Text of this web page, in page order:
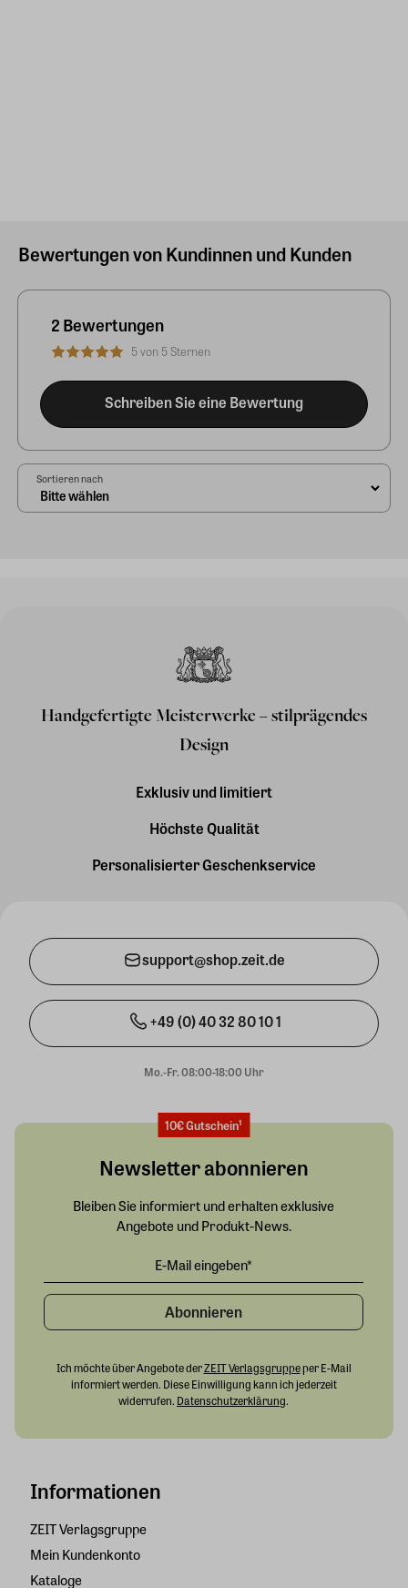
Bewertungen von Kundinnen und Kunden
2 Bewertungen
5 von 5 Sternen
Schreiben Sie eine Bewertung
Sortieren nach
Handgefertigte Meisterwerke – stilprägendes
Design
Exklusiv und limitiert
Höchste Qualität
Personalisierter Geschenkservice
support@shop.zeit.de
+49 (0) 40 32 80 10 1
Mo.-Fr. 08:00-18:00 Uhr
Informationen
ZEIT Verlagsgruppe
Mein Kundenkonto
Kataloge
10€ Gutschein¹
Newsletter abonnieren
Bleiben Sie informiert und erhalten exklusive
Angebote und Produkt-News.
Abonnieren
Ich möchte über Angebote derZEIT Verlagsgruppeper E-Mail
informiert werden. Diese Einwilligung kann ich jederzeit
widerrufen. Datenschutzerklärung.